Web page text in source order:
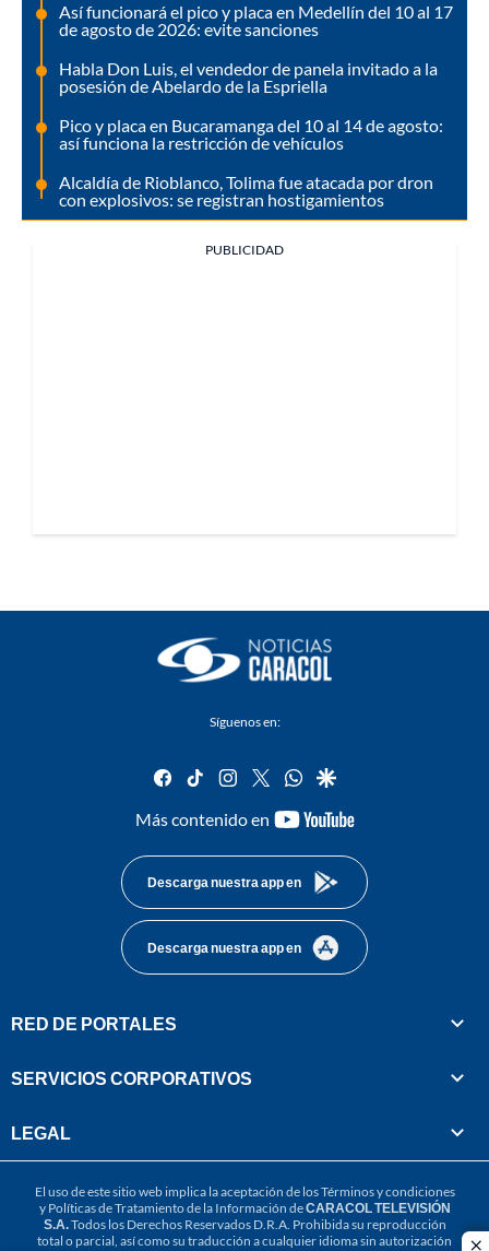
Así funcionará el pico y placa en Medellín del 10 al 17
de agosto de 2026: evite sanciones
Habla Don Luis, el vendedor de panela invitado a la
posesión de Abelardo de la Espriella
Pico y placa en Bucaramanga del 10 al 14 de agosto:
así funciona la restricción de vehículos
Alcaldía de Rioblanco, Tolima fue atacada por dron
con explosivos: se registran hostigamientos
PUBLICIDAD
Síguenos en:
facebook
tiktok instagram
twitterwhatsapp
google
Más contenido en
youtube-
Descarga nuestra app en
Descarga nuestra app en
RED DE PORTALES
SERVICIOS CORPORATIVOS
LEGAL
El uso de este sitio web implica la aceptación de losTérminos y condiciones
y Políticas de Tratamiento de la Información deCARACOL TELEVISIÓN
S.A.Todos los Derechos Reservados D.R.A. Prohibida su reproducción
total o parcial, así como su traducción a cualquier idioma sin autorización